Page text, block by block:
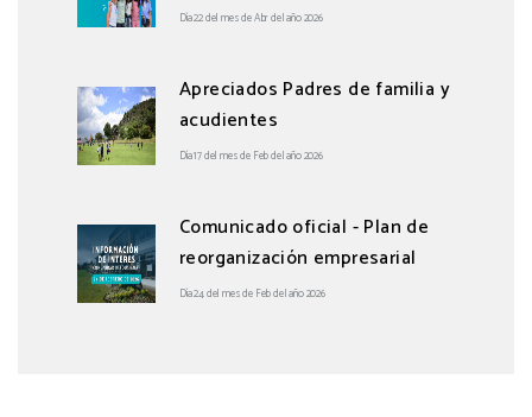
Día 22 del mes de Abr del año 2026
Apreciados Padres de familia y
acudientes
Día 17 del mes de Feb del año 2026
Comunicado oficial - Plan de
reorganización empresarial
Día 24 del mes de Feb del año 2026